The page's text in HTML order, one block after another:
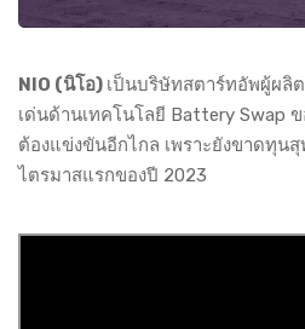
NIO (นิโอ) เป็นบริษัทสตาร์ทอัพผู้ผลิ
เด่นด้านเทคโนโลยี Battery Swap
ต้องแข่งขันอีกไกล เพราะยังขาดทุน
ไตรมาสแรกของปี 2023